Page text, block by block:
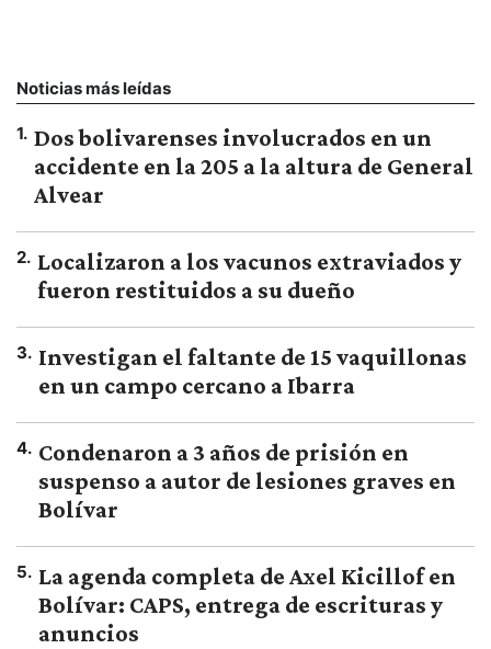
Noticias más leídas
1. Dos bolivarenses involucrados en un
accidente en la 205 a la altura de General
Alvear
2. Localizaron a los vacunos extraviados y
fueron restituidos a su dueño
3. Investigan el faltante de 15 vaquillonas
en un campo cercano a Ibarra
4. Condenaron a 3 años de prisión en
suspenso a autor de lesiones graves en
Bolívar
5. La agenda completa de Axel Kicillof en
Bolívar: CAPS, entrega de escrituras y
anuncios